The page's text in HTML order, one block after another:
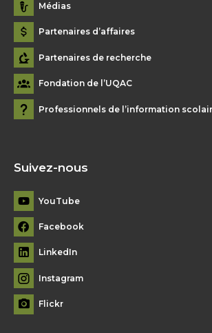
Médias
Partenaires d’affaires
Partenaires de recherche
Fondation de l’UQAC
Professionnels de l’information
Suivez-nous
YouTube
Facebook
LinkedIn
Instagram
Flickr